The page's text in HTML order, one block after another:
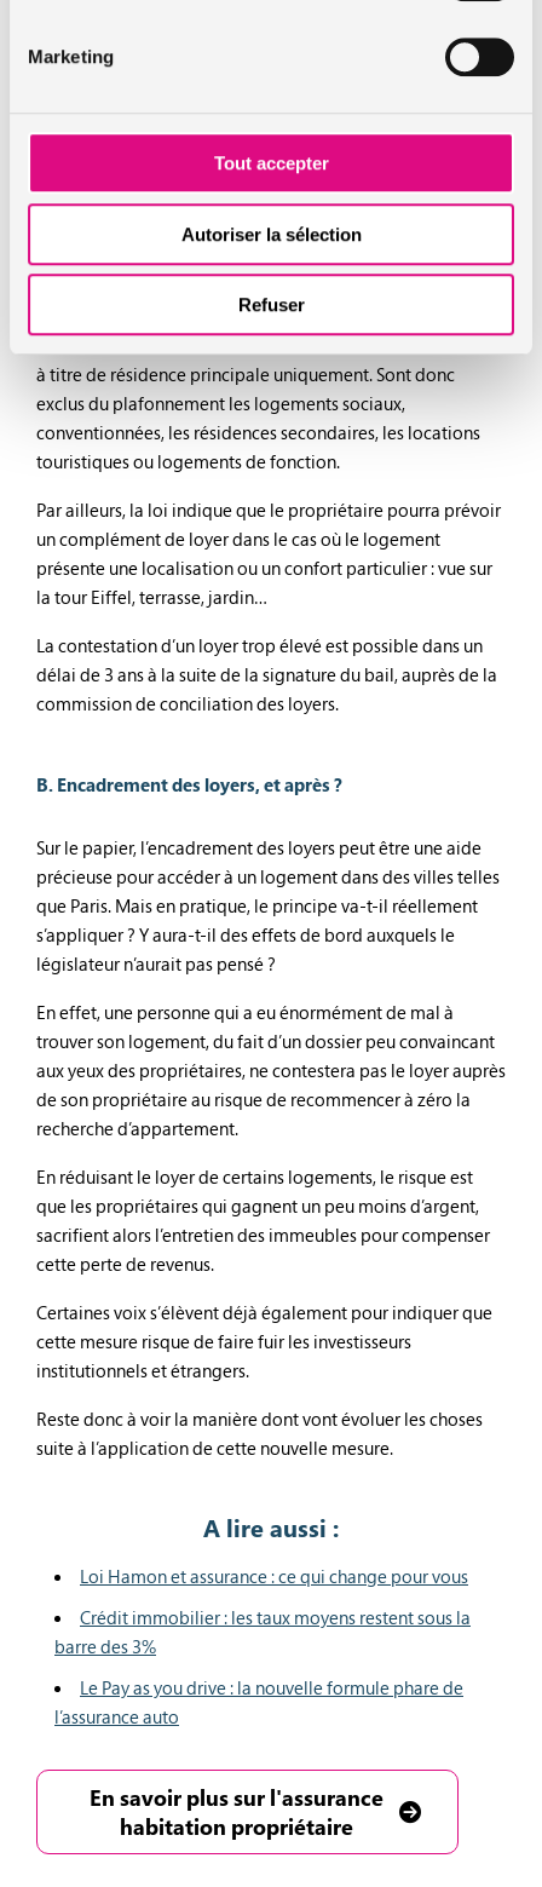
Marketing
Tout accepter
Autoriser la sélection
Refuser
contestation ?
étape. Reste ensuite à savoir si le logement dans lequel on
se trouve est concerné par le principe, et ne fait donc pas
partie des exceptions. Il sera ensuite possible de contester
le loyer en question devant la commission départementale
de conciliation.
Le plafonnement des loyers concerne tout nouveau bail ou
à titre de résidence principale uniquement. Sont donc
exclus du plafonnement les logements sociaux,
conventionnées, les résidences secondaires, les locations
touristiques ou logements de fonction.
Par ailleurs, la loi indique que le propriétaire pourra prévoir
un complément de loyer dans le cas où le logement
présente une localisation ou un confort particulier : vue sur
la tour Eiffel, terrasse, jardin…
La contestation d’un loyer trop élevé est possible dans un
délai de 3 ans à la suite de la signature du bail, auprès de la
commission de conciliation des loyers.
B. Encadrement des loyers, et après ?
Sur le papier, l’encadrement des loyers peut être une aide
précieuse pour accéder à un logement dans des villes telles
que Paris. Mais en pratique, le principe va-t-il réellement
s’appliquer ? Y aura-t-il des effets de bord auxquels le
législateur n’aurait pas pensé ?
En effet, une personne qui a eu énormément de mal à
trouver son logement, du fait d’un dossier peu convaincant
aux yeux des propriétaires, ne contestera pas le loyer auprès
de son propriétaire au risque de recommencer à zéro la
recherche d’appartement.
En réduisant le loyer de certains logements, le risque est
que les propriétaires qui gagnent un peu moins d’argent,
sacrifient alors l’entretien des immeubles pour compenser
cette perte de revenus.
Certaines voix s’élèvent déjà également pour indiquer que
cette mesure risque de faire fuir les investisseurs
institutionnels et étrangers.
Reste donc à voir la manière dont vont évoluer les choses
suite à l’application de cette nouvelle mesure.
A lire aussi :
Loi Hamon et assurance : ce qui change pour vous
Crédit immobilier : les taux moyens restent sous la
barre des 3%
Le Pay as you drive : la nouvelle formule phare de
l’assurance auto
En savoir plus sur l'assurance
habitation propriétaire